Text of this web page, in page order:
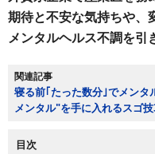
期待と不安な気持ちや、
メンタルヘルス不調を
関連記事
寝る前｢たった数分｣でメン
メンタル"を手に入れるスゴ
目次